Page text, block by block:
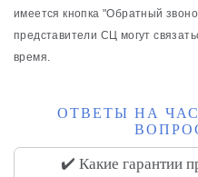
имеется кнопка "Обратный
представители СЦ могут
время.
ОТВЕТЫ НА
✔️ Какие гарантии